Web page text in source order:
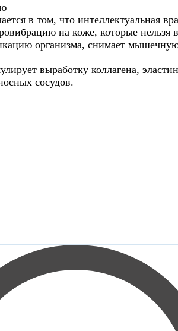
в том, что интеллектуальная
на коже, которые
организма, снимает
выработку коллагена,
сосудов.